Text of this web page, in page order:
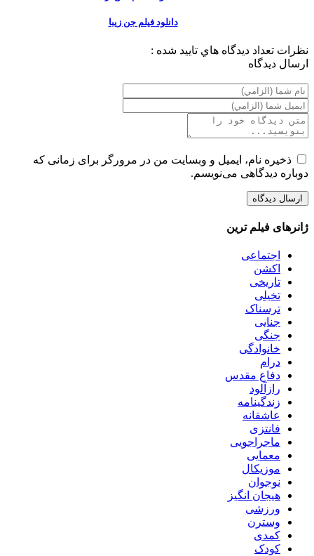
دانلود فیلم جن زیبا
نظرات تعداد ديدگاه هاي تاييد شده :
ارسال ديدگاه
ذخیره نام، ایمیل و وبسایت من در مرورگر برای زمانی که
دوباره دیدگاهی می‌نویسم.
ژانرهای فیلم ترین
اجتماعی
اکشن
تاریخی
تخیلی
ترسناک
جنایی
جنگی
خانوادگی
درام
دفاع مقدس
رازآلود
زندگینامه
عاشقانه
فانتزی
ماجراجویی
معمایی
موزیکال
نوجوان
هیجان انگیز
ورزشی
وسترن
کمدی
کودک